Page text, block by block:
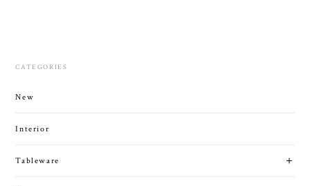
CATEGORIES
New
Interior
Tableware